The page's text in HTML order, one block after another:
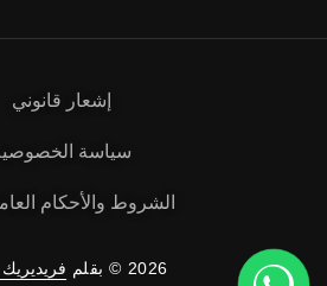
إشعار قانوني
سياسة
الشروط والأحكام
2026 © بقلم